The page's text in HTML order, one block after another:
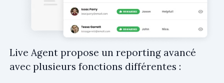
Live Agent propose un reporting avancé
avec plusieurs fonctions différentes :